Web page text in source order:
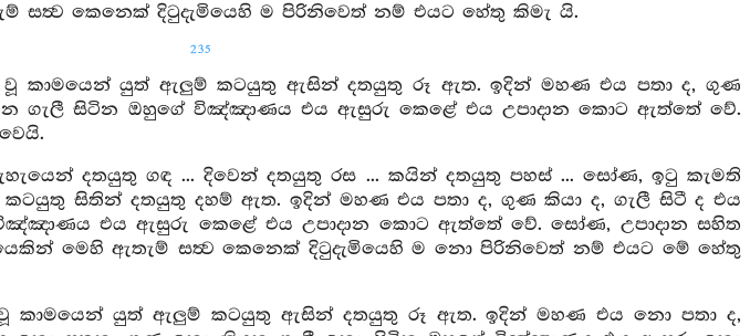
සත්‍ව කෙනෙක් දිටුදැමියෙහි ම පිරිනිවෙත් නම් එයට හේතු කිමැ යි.
235
වූ කාමයෙන් යුත් ඇලුම් කටයුතු ඇසින් දතයුතු රූ ඇත. ඉදින් මහණ එය පතා ද, ගුණ
ගැලී සිටින ඔහුගේ විඤ්ඤාණය එය ඇසුරු කෙළේ එය උපාදාන කොට ඇත්තේ වේ.
දතයුතු ගඳ ... දිවෙන් දතයුතු රස ... කයින් දතයුතු පහස් ... සෝණ, ඉටු කැමති
සිතින් දතයුතු දහම් ඇත. ඉදින් මහණ එය පතා ද, ගුණ කියා ද, ගැලී සිටී ද එය
එය ඇසුරු කෙළේ එය උපාදාන කොට ඇත්තේ වේ. සෝණ, උපාදාන සහිත
මෙහි ඇතැම් සත්‍ව කෙනෙක් දිටුදැමියෙහි ම නො පිරිනිවෙත් නම් එයට මේ හේතු
කාමයෙන් යුත් ඇලුම් කටයුතු ඇසින් දතයුතු රූ ඇත. ඉදින් මහණ එය නො පතා ද,